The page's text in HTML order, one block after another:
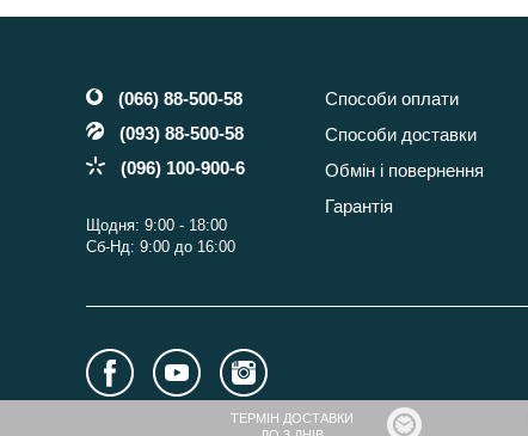
(066) 88-500-58
(093) 88-500-58
(096) 100-900-6
Щодня: 9:00 - 18:00
Сб-Нд: 9:00 до 16:00
Способи оплати
Способи доставки
Обмін і повернення
Гарантія
ТЕРМІН ДОСТАВКИ